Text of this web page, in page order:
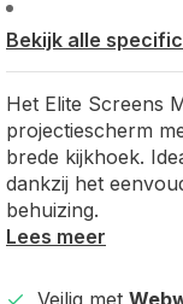
Bekijk alle
Het Elite Screens
projectiescherm
brede kijkhoek.
dankzij het
behuizing.
Lees meer
Veilig met